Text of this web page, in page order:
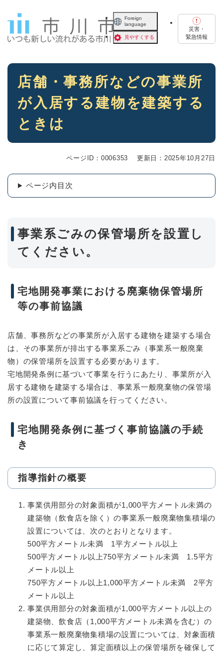
Foreign
language
見やすくする
災害・
緊急情報
本
店舗・事務所などの事業所
が入居する建物を建築する
ときは
ページID：0006353 更新日：2025年10月27日
ページ内目次
事業系ごみの保管場所を設置し
てください。
宅地開発事業における廃棄物保管場所
等の事前協議
店舗、事務所などの事業所が入居する建物を建築する場合
は、その事業所が排出する事業系ごみ（事業系一般廃棄
物）の保管場所を設置する必要があります。
宅地開発条例に基づいて事業を行うにあたり、事業所が入
居する建物を建築する場合は、事業系一般廃棄物の保管場
所の設置について事前協議を行ってください。
宅地開発条例に基づく事前協議の手続
き
指導指針の概要
事業供用部分の対象面積が1,000平方メートル未満の
建築物（飲食店を除く）の事業系一般廃棄物集積場の
設置については、次のとおりとなります。
500平方メートル未満 1平方メートル以上
500平方メートル以上750平方メートル未満 1.5平方
メートル以上
750平方メートル以上1,000平方メートル未満 2平方
メートル以上
事業供用部分の対象面積が1,000平方メートル以上の
建築物、飲食店（1,000平方メートル未満を含む）の
事業系一般廃棄物集積場の設置については、対象面積
に応じて算定し、算定面積以上の保管場所を確保して